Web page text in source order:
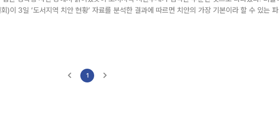
)이 3일 ‘도서지역 치안 현황’ 자료를 분석한 결과에 따르면 치안의 가장 기본이라 할 수 있는 파
1